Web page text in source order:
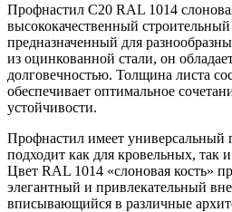
Профнастил С20 RAL 1014
высококачественный
предназначенный для
из оцинкованной стали, он
долговечностью. Толщина листа
обеспечивает оптимальное
устойчивости.
Профнастил имеет универсальный
подходит как для кровельных, так
Цвет RAL 1014 «слоновая кость»
элегантный и привлекательный
вписывающийся в различные